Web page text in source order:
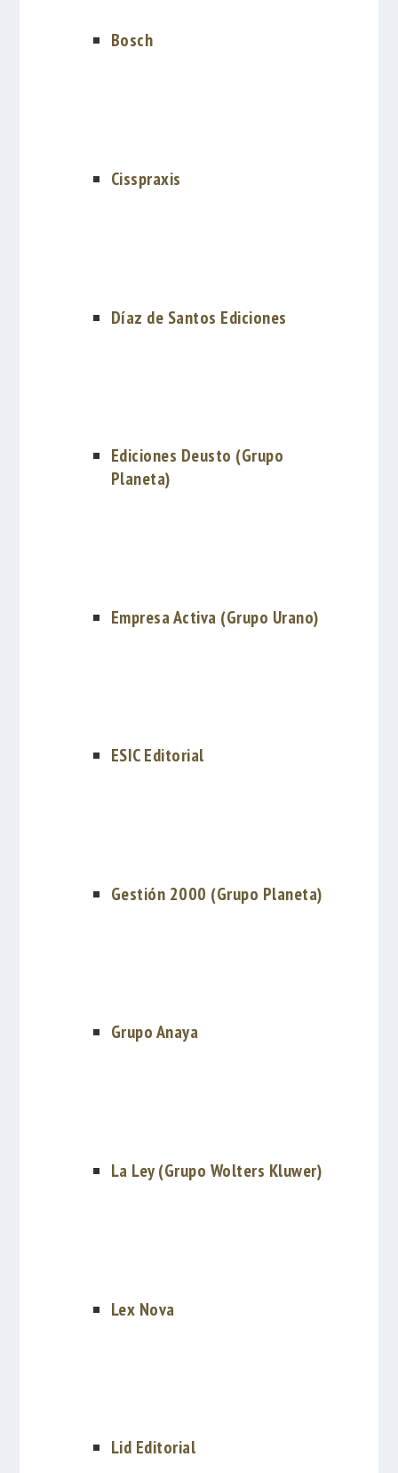
Bosch
Cisspraxis
Díaz de Santos Ediciones
Ediciones Deusto (Grupo
Planeta)
Empresa Activa (Grupo Urano)
ESIC Editorial
Gestión 2000 (Grupo Planeta)
Grupo Anaya
La Ley (Grupo Wolters Kluwer)
Lex Nova
Lid Editorial